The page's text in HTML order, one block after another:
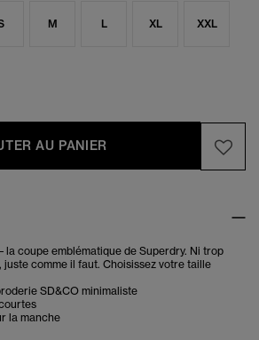
M L XL XXL
AU PANIER
la coupe emblématique de Superdry. Ni trop
juste comme il faut. Choisissez votre taille
SD&CO minimaliste
la manche